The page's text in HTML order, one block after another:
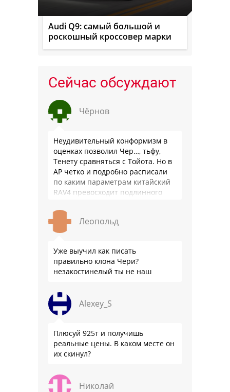
Audi Q9: самый большой и
роскошный кроссовер марки
Сейчас обсуждают
Чёрнов
Неудивительный конформизм в
оценках позволил Чер…, тьфу,
Тенету сравняться с Тойота. Но в
АР четко и подробно расписали
по каким параметрам китайский
RAV4 превосходит подлинного
подвеска едет ровно и приятно …
Леопольд
Уже выучил как писать
правильно клона Чери?
незакостинелый ты не наш
Alexey_S
Плюсуй 925т и получишь
реальные цены. В каком месте он
их скинул?
Николай